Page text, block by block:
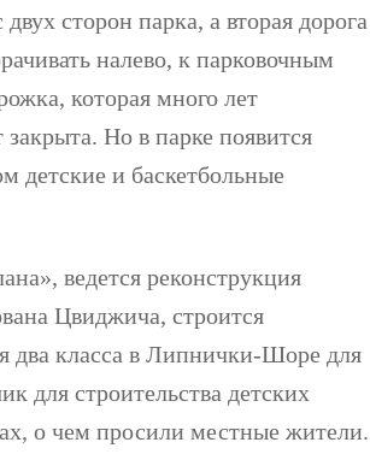
сторон парка, а вторая дорога
налево, к парковочным
которая много лет
закрыта. Но в парке появится
детские и баскетбольные
ведется реконструкция
Цвиджича, строится
два класса в Липнички-Шоре для
для строительства детских
о чем просили местные жители.